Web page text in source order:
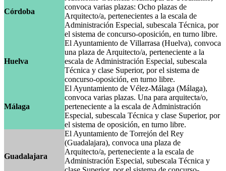
Córdoba
convoca varias plazas: Ocho plazas de
Arquitecto/a, pertenecientes a la escala de
Administración Especial, subescala Técnica, por
el sistema de concurso-oposición, en turno libre.
Huelva
El Ayuntamiento de Villarrasa (Huelva), convoca
una plaza de Arquitecto/a, perteneciente a la
escala de Administración Especial, subescala
Técnica y clase Superior, por el sistema de
concurso-oposición, en turno libre.
Málaga
El Ayuntamiento de Vélez-Málaga (Málaga),
convoca varias plazas. Una para arquitecta/o,
perteneciente a la escala de Administración
Especial, subescala Técnica y clase Superior, por
el sistema de oposición, en turno libre.
Guadalajara
El Ayuntamiento de Torrejón del Rey
(Guadalajara), convoca una plaza de
Arquitecto/a, perteneciente a la escala de
Administración Especial, subescala Técnica y